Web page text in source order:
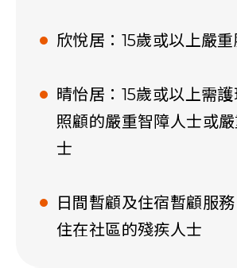
欣悅居：15歲或以上嚴
晴怡居：15歲或以上需
照顧的嚴重智障人士或
士
日間暫顧及住宿暫顧服
住在社區的殘疾人士